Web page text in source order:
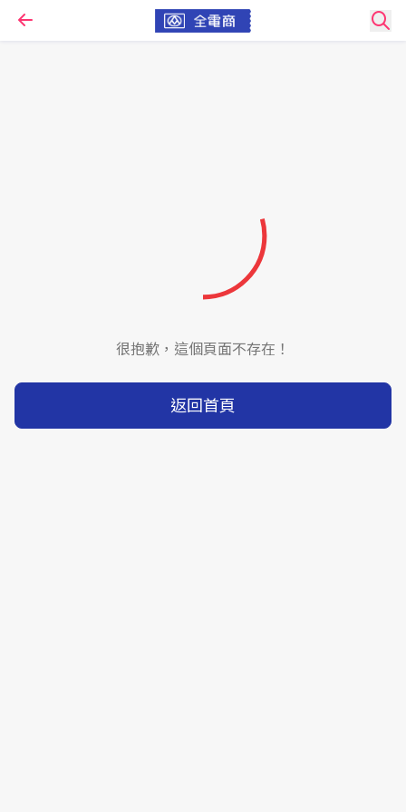
很抱歉，這個頁面不存在！
返回首頁